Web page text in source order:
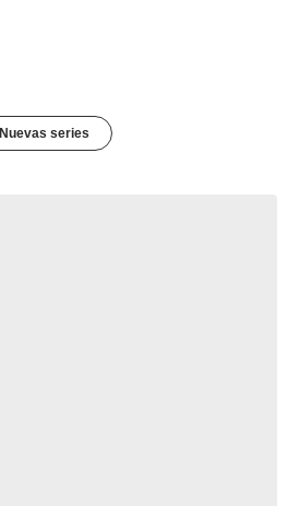
Nuevas series